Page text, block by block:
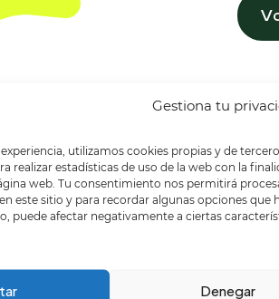
Gestiona tu
utilizamos cookies propias y de
realizar estadísticas de uso de la web con la
web. Tu consentimiento nos permitirá
este sitio y para recordar algunas opciones
puede afectar negativamente a ciertas
Denegar